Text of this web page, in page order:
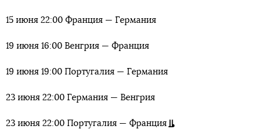
15 июня 22:00 Франция — Германия
19 июня 16:00 Венгрия — Франция
19 июня 19:00 Португалия — Германия
23 июня 22:00 Германия — Венгрия
23 июня 22:00 Португалия — Франция